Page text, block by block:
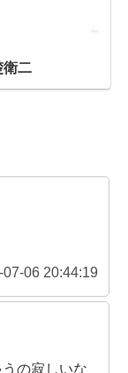
衛二
07-06 20:44:19
の寂しいな